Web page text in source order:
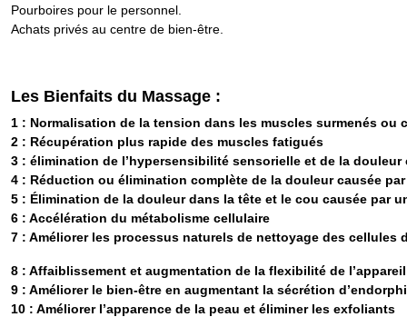
Pourboires pour le personnel.
Achats privés au centre de bien-être.
Les Bienfaits du Massage :
1 : Normalisation de la tension dans les muscles surmenés ou
2 : Récupération plus rapide des muscles fatigués
3 : élimination de l’hypersensibilité sensorielle et de la
4 : Réduction ou élimination complète de la douleur causée
5 : Élimination de la douleur dans la tête et le cou causée par
6 : Accélération du métabolisme cellulaire
7 : Améliorer les processus naturels de nettoyage des cellules
8 : Affaiblissement et augmentation de la flexibilité de
9 : Améliorer le bien-être en augmentant la sécrétion
10 : Améliorer l’apparence de la peau et éliminer les exfoliants